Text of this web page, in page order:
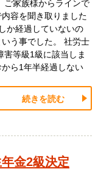
ご家族様からラインで
容を聞き取りました
か経過していないの
う事でした。 社労士
等級1級に該当しま
ら1年半経過しない
続きを読む
金2級決定